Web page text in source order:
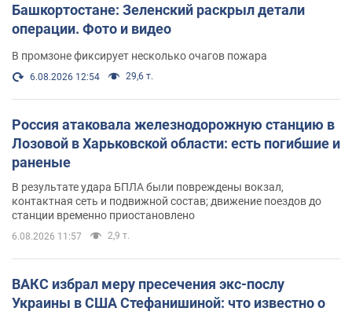
Башкортостане: Зеленский раскрыл детали
операции. Фото и видео
В промзоне фиксирует несколько очагов пожара
6.08.2026 12:54 29,6 т.
Россия атаковала железнодорожную станцию в
Лозовой в Харьковской области: есть погибшие и
раненые
В результате удара БПЛА были повреждены вокзал,
контактная сеть и подвижной состав; движение поездов до
станции временно приостановлено
6.08.2026 11:57 2,9 т.
ВАКС избрал меру пресечения экс-послу
Украины в США Стефанишиной: что известно о